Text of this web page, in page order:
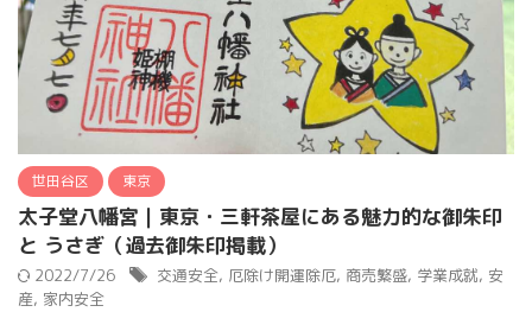
世田谷区 東京
太子堂八幡宮｜東京・三軒茶屋にある魅力的な御朱印
と うさぎ（過去御朱印掲載）
2022/7/26 交通安全, 厄除け開運除厄, 商売繁盛, 学業成就, 安
産, 家内安全